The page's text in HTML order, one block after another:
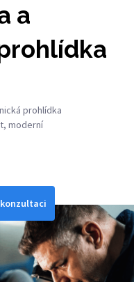
a
prohlídka
moderní